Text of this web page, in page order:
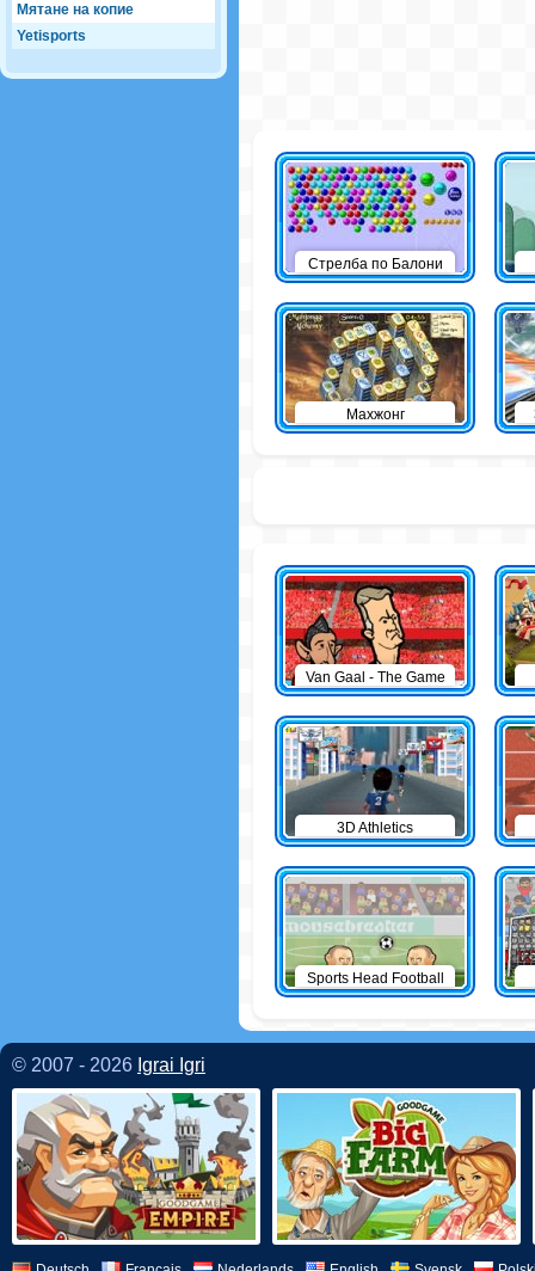
Мятане на копие
Yetisports
Стрелба по Балони
Махжонг
Van Gaal - The Game
3D Athletics
Sports Head Football
© 2007 - 2026 Igrai Igri